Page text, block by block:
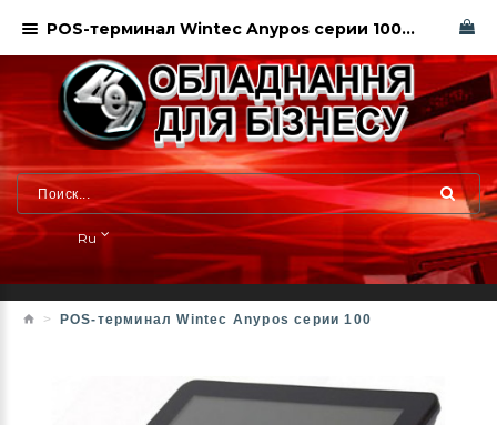
Ru
POS-терминал Wintec Anypos серии 100
POS-терминал Wintec Anypos серии 100. Харьков. Сервисный центр